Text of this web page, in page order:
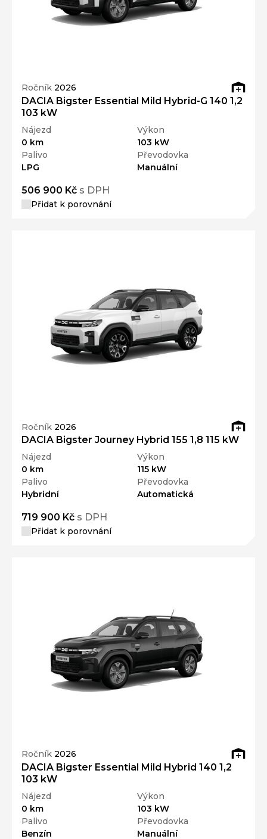
Ročník 2026
DACIA Bigster Essential Mild Hybrid-G 140 1,2
103 kW
Nájezd
0 km
Výkon
103 kW
Palivo
LPG
Převodovka
Manuální
506 900 Kč s DPH
Přidat k porovnání
Ročník 2026
DACIA Bigster Journey Hybrid 155 1,8 115 kW
Nájezd
0 km
Výkon
115 kW
Palivo
Hybridní
Převodovka
Automatická
719 900 Kč s DPH
Přidat k porovnání
Ročník 2026
DACIA Bigster Essential Mild Hybrid 140 1,2
103 kW
Nájezd
0 km
Výkon
103 kW
Palivo
Benzín
Převodovka
Manuální